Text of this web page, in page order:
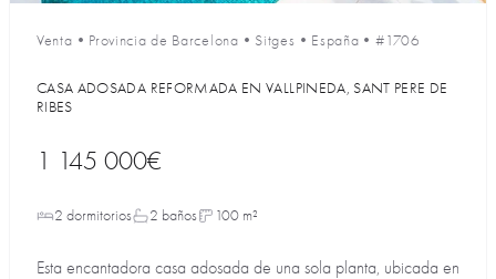
Venta • Provincia de Barcelona • Sitges • España •#1706
CASA ADOSADA REFORMADA EN VALLPINEDA, SANT PERE DE
RIBES
1 145 000€
2 dormitorios 2 baños 100 m²
Esta encantadora casa adosada de una sola planta, ubicada en